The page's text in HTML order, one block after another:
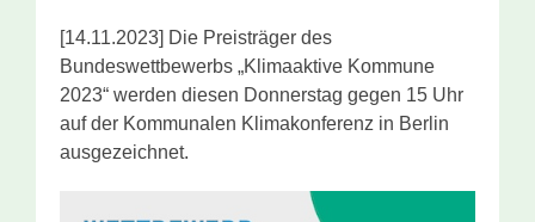
[14.11.2023] Die Preisträger des
Bundeswettbewerbs „Klimaaktive Kommune
2023“ werden diesen Donnerstag gegen 15 Uhr
auf der Kommunalen Klimakonferenz in Berlin
ausgezeichnet.